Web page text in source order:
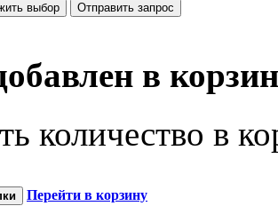
выбор
Отправить запрос
в
количество в
Перейти в корзину